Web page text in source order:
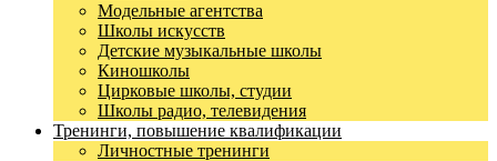
Модельные агентства
Школы искусств
Детские музыкальные школы
Киношколы
Цирковые школы, студии
Школы радио, телевидения
Тренинги, повышение квалификации
Личностные тренинги